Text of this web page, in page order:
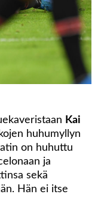
Kai
huhumyllyn
on huhuttu
ja
sekä
Hän ei itse